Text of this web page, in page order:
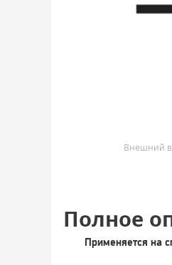
Внешний
Полное
Применяется на